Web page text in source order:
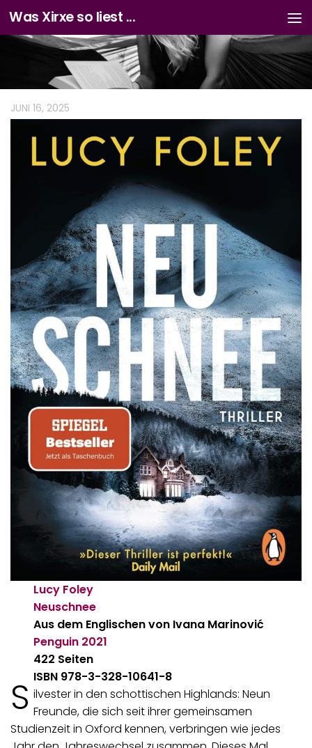
Zum Inhalt springen
Was Xirxe so liest ...
JUNI 16, 2025
Lucy Foley
Neuschnee
Aus dem Englischen von Ivana Marinović
Penguin 2021
422 Seiten
ISBN 978-3-328-10641-8
S ilvester in den schottischen Highlands: Neun
Freunde, die sich seit ihrer gemeinsamen
Studienzeit in Oxford kennen, verbringen wie jedes